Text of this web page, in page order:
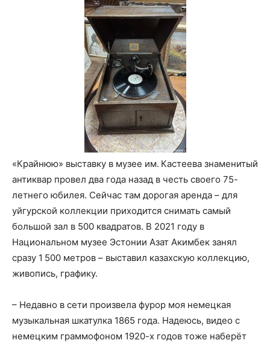
«Крайнюю» выставку в музее им. Кастеева знаменитый
антиквар провел два года назад в честь своего 75-
летнего юбилея. Сейчас там дорогая аренда – для
уйгурской коллекции приходится снимать самый
большой зал в 500 квадратов. В 2021 году в
Национальном музее Эстонии Азат Акимбек занял
сразу 1 500 метров – выставил казахскую коллекцию,
живопись, графику.
– Недавно в сети произвела фурор моя немецкая
музыкальная шкатулка 1865 года. Надеюсь, видео с
немецким граммофоном 1920-х годов тоже наберёт